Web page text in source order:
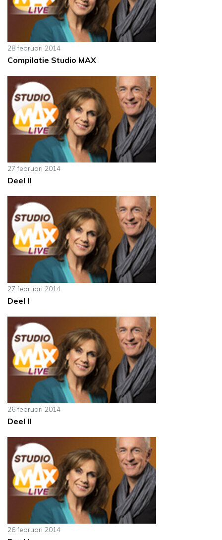
28 februari 2014
Compilatie Studio MAX
27 februari 2014
Deel II
27 februari 2014
Deel I
26 februari 2014
Deel II
26 februari 2014